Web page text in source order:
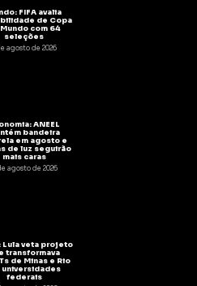
FIFA avalia
de Copa
com 64
seleções
agosto de 2026
ANEEL
bandeira
em agosto e
de luz seguirão
mais caras
agosto de 2026
Lula veta projeto
transformava
de Minas e Rio
universidades
federais